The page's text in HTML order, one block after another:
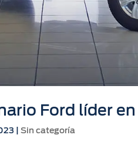
Ford líder
|Sin categoría